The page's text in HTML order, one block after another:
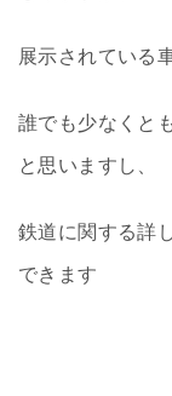
展示されている
誰でも少なくと
と思いますし、
鉄道に関する詳
できます